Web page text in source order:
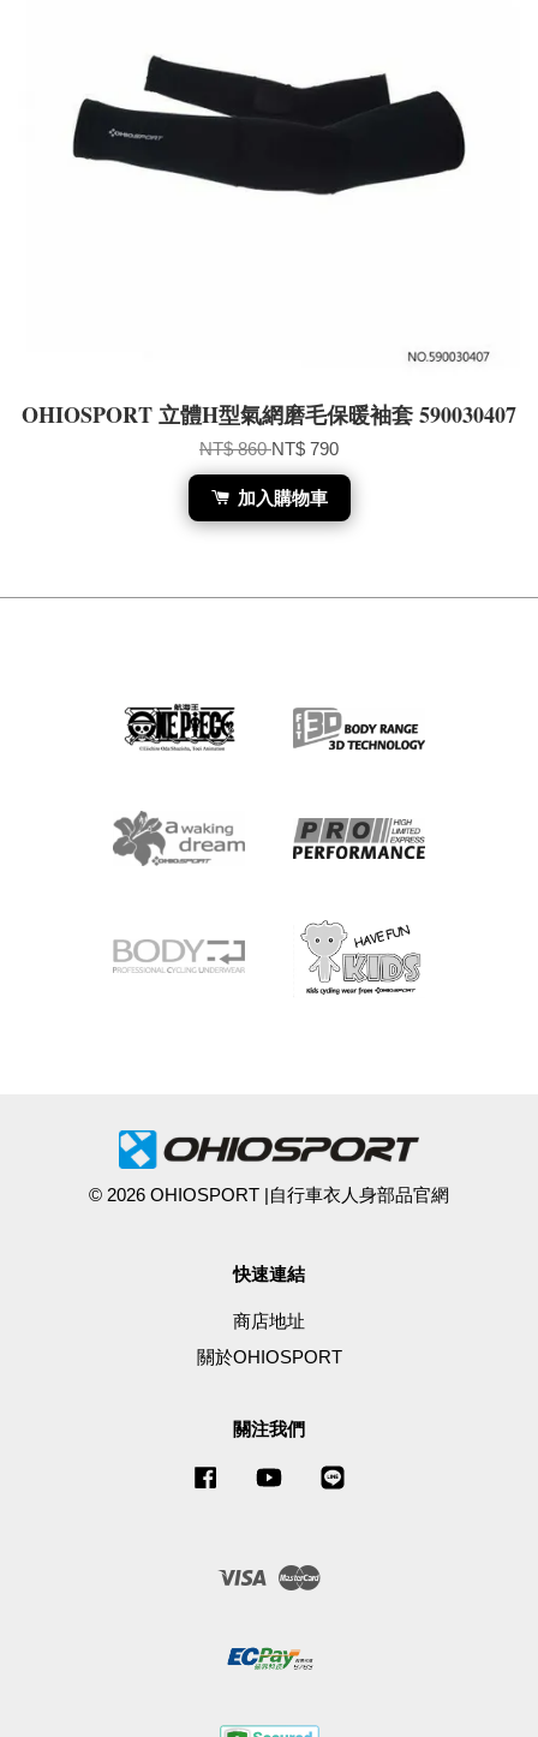
OHIOSPORT 立體H型氣網磨毛保暖袖套 590030407
NT$ 860NT$ 790
加入購物車
© 2026 OHIOSPORT |自行車衣人身部品官網
快速連結
商店地址
關於OHIOSPORT
關注我們
Facebook YouTube
Visa